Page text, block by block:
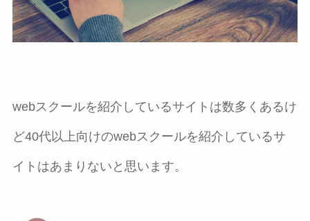
webスクールを紹介しているサイトは数多くあるけ
ど40代以上向けのwebスクールを紹介しているサ
イトはあまりないと思います。